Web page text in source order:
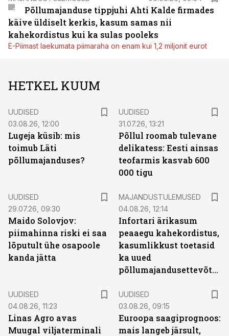
Põllumajanduse tippjuhi Ahti Kalde firmades
käive üldiselt kerkis, kasum samas nii
kahekordistus kui ka sulas pooleks
E-Piimast laekumata piimaraha on enam kui 1,2 miljonit eurot
HETKEL KUUM
UUDISED
03.08.26, 12:00
Lugeja küsib: mis
toimub Läti
põllumajanduses?
UUDISED
31.07.26, 13:21
Põllul roomab tulevane
delikatess: Eesti ainsas
teofarmis kasvab 600
000 tigu
UUDISED
29.07.26, 09:30
Maido Solovjov:
piimahinna riski ei saa
lõputult ühe osapoole
kanda jätta
MAJANDUSTULEMUSED
04.08.26, 12:14
Infortari ärikasum
peaaegu kahekordistus,
kasumlikkust toetasid
ka uued
põllumajandusettevõtted
UUDISED
04.08.26, 11:23
Linas Agro avas
Muugal viljaterminali
UUDISED
03.08.26, 09:15
Euroopa saagiprognoos:
mais langeb järsult,